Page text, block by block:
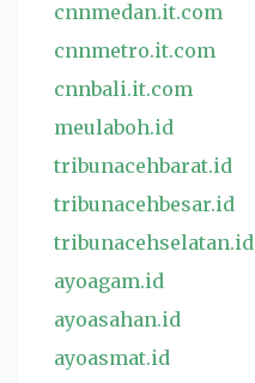
cnnmedan.it.com
cnnmetro.it.com
cnnbali.it.com
meulaboh.id
tribunacehbarat.id
tribunacehbesar.id
tribunacehselatan.id
ayoagam.id
ayoasahan.id
ayoasmat.id